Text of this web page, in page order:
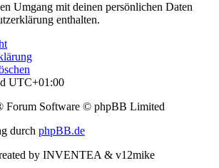
Umgang mit deinen persönlichen Daten
enthalten.
UTC+01:00
Forum Software © phpBB Limited
durch phpBB.de
by INVENTEA & v12mike